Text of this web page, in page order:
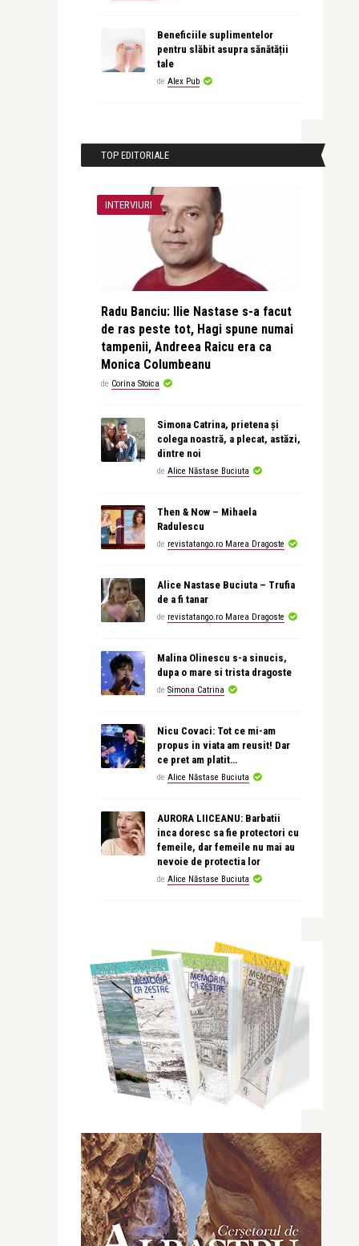
Beneficiile suplimentelor
pentru slăbit asupra sănătății
tale
de Alex Pub
TOP EDITORIALE
INTERVIURI
Radu Banciu: Ilie Nastase s-a facut
de ras peste tot, Hagi spune numai
tampenii, Andreea Raicu era ca
Monica Columbeanu
de Corina Stoica
Simona Catrina, prietena și
colega noastră, a plecat, astăzi,
dintre noi
de Alice Năstase Buciuta
Then & Now – Mihaela
Radulescu
de revistatango.ro Marea Dragoste
Alice Nastase Buciuta – Trufia
de a fi tanar
de revistatango.ro Marea Dragoste
Malina Olinescu s-a sinucis,
dupa o mare si trista dragoste
de Simona Catrina
Nicu Covaci: Tot ce mi-am
propus in viata am reusit! Dar
ce pret am platit…
de Alice Năstase Buciuta
AURORA LIICEANU: Barbatii
inca doresc sa fie protectori cu
femeile, dar femeile nu mai au
nevoie de protectia lor
de Alice Năstase Buciuta